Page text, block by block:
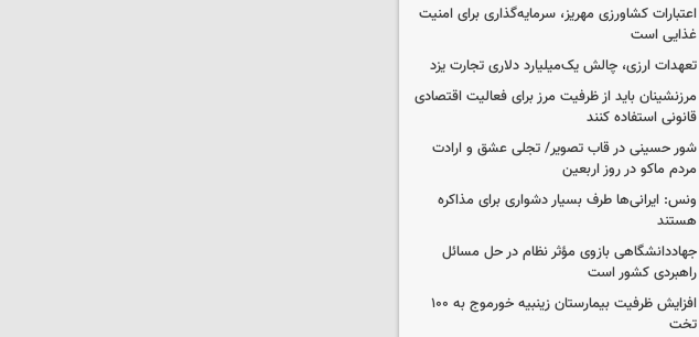
اعتبارات کشاورزی مهریز، سرمایه‌گذاری برای امنیت
غذایی است
تعهدات ارزی، چالش یک‌میلیارد دلاری تجارت یزد
مرزنشینان باید از ظرفیت مرز برای فعالیت اقتصادی
قانونی استفاده کنند
شور حسینی در قاب تصویر/ تجلی عشق و ارادت
مردم ماکو در روز اربعین
ونس: ایرانی‌ها طرف بسیار دشواری برای مذاکره
هستند
جهاددانشگاهی بازوی مؤثر نظام در حل مسائل
راهبردی کشور است
افزایش ظرفیت بیمارستان زینبیه خورموج به ۱۰۰
تخت